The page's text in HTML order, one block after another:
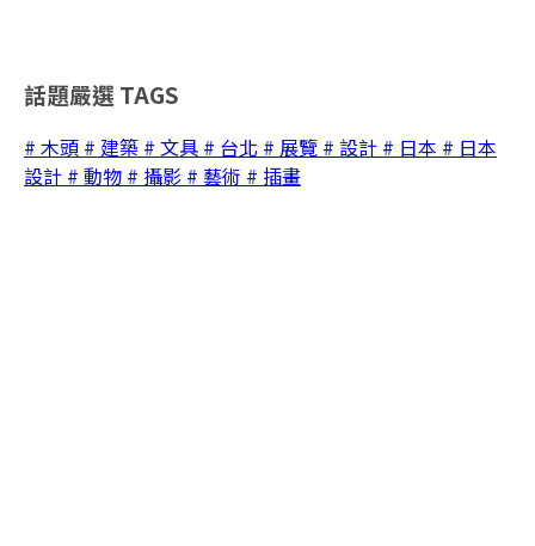
話題嚴選 TAGS
# 木頭 # 建築 # 文具 # 台北 # 展覽 # 設計 # 日本 # 日本
設計 # 動物 # 攝影 # 藝術 # 插畫